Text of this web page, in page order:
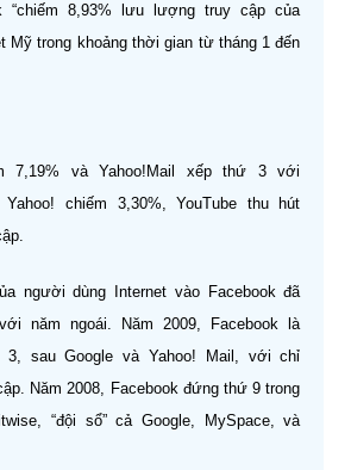
“chiếm 8,93% lưu lượng truy cập của
Mỹ trong khoảng thời gian từ tháng 1 đến
7,19% và Yahoo!Mail xếp thứ 3 với
chiếm 3,30%, YouTube thu hút
người dùng Internet vào Facebook đã
năm ngoái. Năm 2009, Facebook là
3, sau Google và Yahoo! Mail, với chỉ
Năm 2008, Facebook đứng thứ 9 trong
“đội sổ” cả Google, MySpace, và